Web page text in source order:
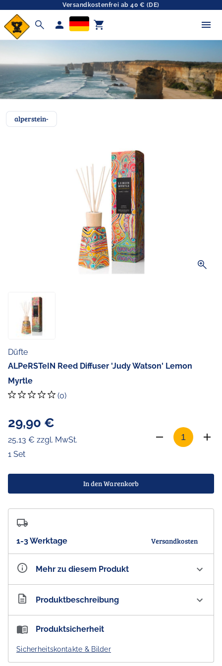
Versandkostenfrei ab 40 € (DE)
search person shopping_cart
alperstein-
zoom_in
Düfte
ALPeRSTeIN Reed Diffuser 'Judy Watson' Lemon
Myrtle
(0)
29,90 €
25,13 € zzgl. MwSt.
1 Set
In den Warenkorb
1-3 Werktage Versandkosten
Mehr zu diesem Produkt
Artikelnummer AU300163
Produktbeschreibung
ALPeRSTeIN DeSIGNS Reed Diffuser Judy Watson
Produktsicherheit
Sicherheitskontakte & Bilder